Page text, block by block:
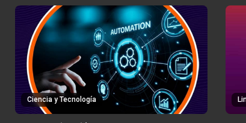
Ciencia y Tecnología